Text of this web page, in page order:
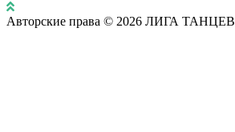
Авторские права © 2026 ЛИГА ТАНЦЕВ